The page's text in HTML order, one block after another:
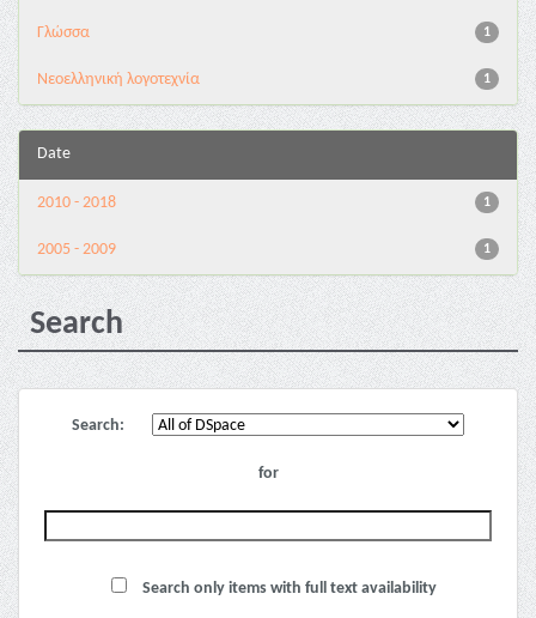
1
Γλώσσα
1
Νεοελληνική λογοτεχνία
Date
1
2010 - 2018
1
2005 - 2009
Search
Search:
for
Search only items with full text availability